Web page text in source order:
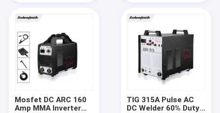
Rumah
Produk
Mosfet DC ARC 160
Amp MMA Inverter
TIG 315A Pulse AC
DC Welder 60% Duty